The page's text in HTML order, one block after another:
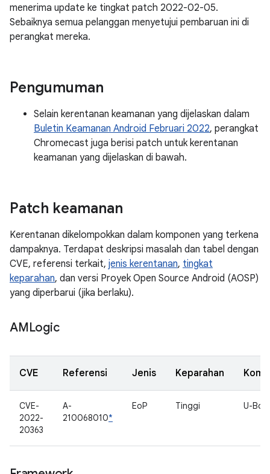
menerima update ke tingkat patch 2022-02-05.
Sebaiknya semua pelanggan menyetujui pembaruan ini di
perangkat mereka.
Pengumuman
Selain kerentanan keamanan yang dijelaskan dalam
Buletin Keamanan Android Februari 2022, perangkat
Chromecast juga berisi patch untuk kerentanan
keamanan yang dijelaskan di bawah.
Patch keamanan
Kerentanan dikelompokkan dalam komponen yang terkena
dampaknya. Terdapat deskripsi masalah dan tabel dengan
CVE, referensi terkait, jenis kerentanan, tingkat
keparahan, dan versi Proyek Open Source Android (AOSP)
yang diperbarui (jika berlaku).
AMLogic
CVE Referensi Jenis Keparahan
CVE-
2022-
20363
A-
210068010*
EoP Tinggi U-